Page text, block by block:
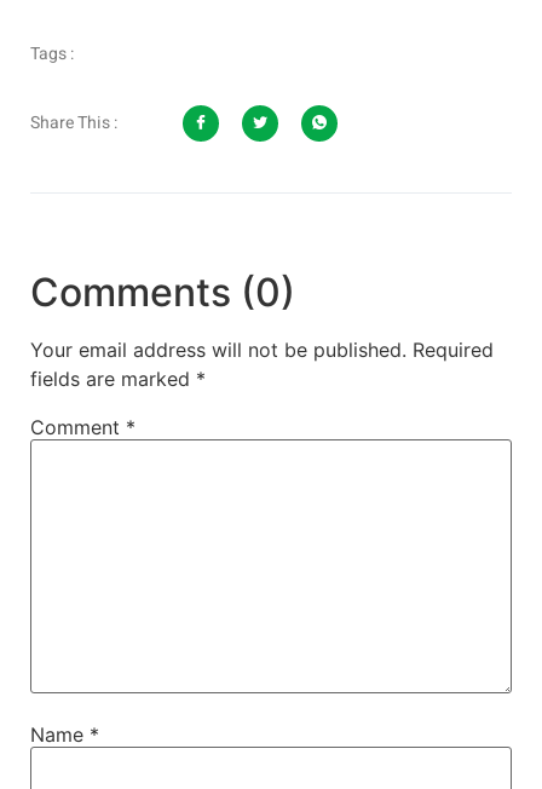
Tags :
Share This :
Comments (0)
Your email address will not be published. Required
fields are marked *
Comment *
Name *